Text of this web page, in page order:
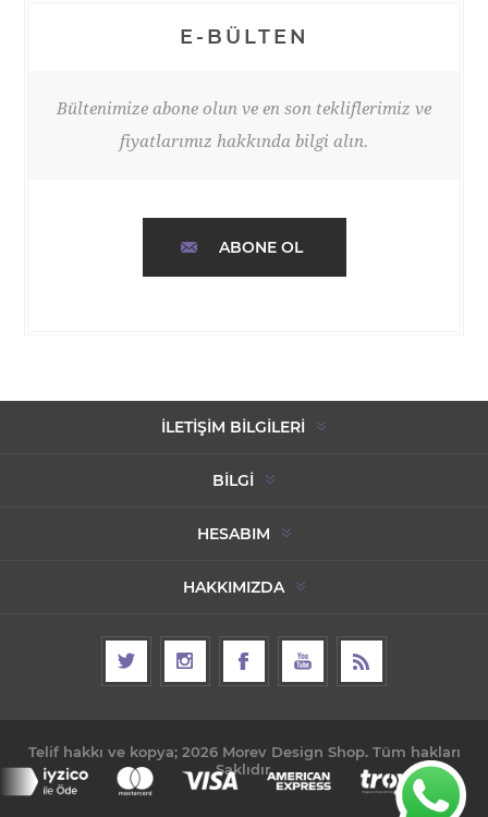
E-BÜLTEN
Bültenimize abone olun ve en son tekliflerimiz ve
fiyatlarımız hakkında bilgi alın.
ABONE OL
İLETIŞIM BILGILERI
BILGI
HESABIM
HAKKIMIZDA
Telif hakkı ve kopya; 2026 Morev Design Shop. Tüm hakları
Saklıdır.